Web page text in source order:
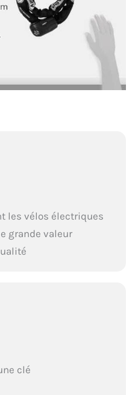
les vélos électriques
grande valeur
clé